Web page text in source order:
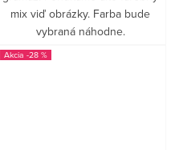
mix viď obrázky. Farba bude
vybraná náhodne.
-28 %